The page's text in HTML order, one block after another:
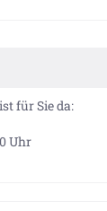
für Sie da:
Uhr